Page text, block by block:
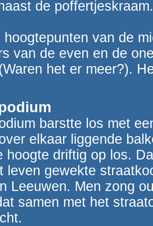
de
hoogtepunten van de
van de even en de
het er meer?).
barstte los met
elkaar liggende
hoogte driftig op los.
leven gewekte
Leeuwen. Men zong
samen met het